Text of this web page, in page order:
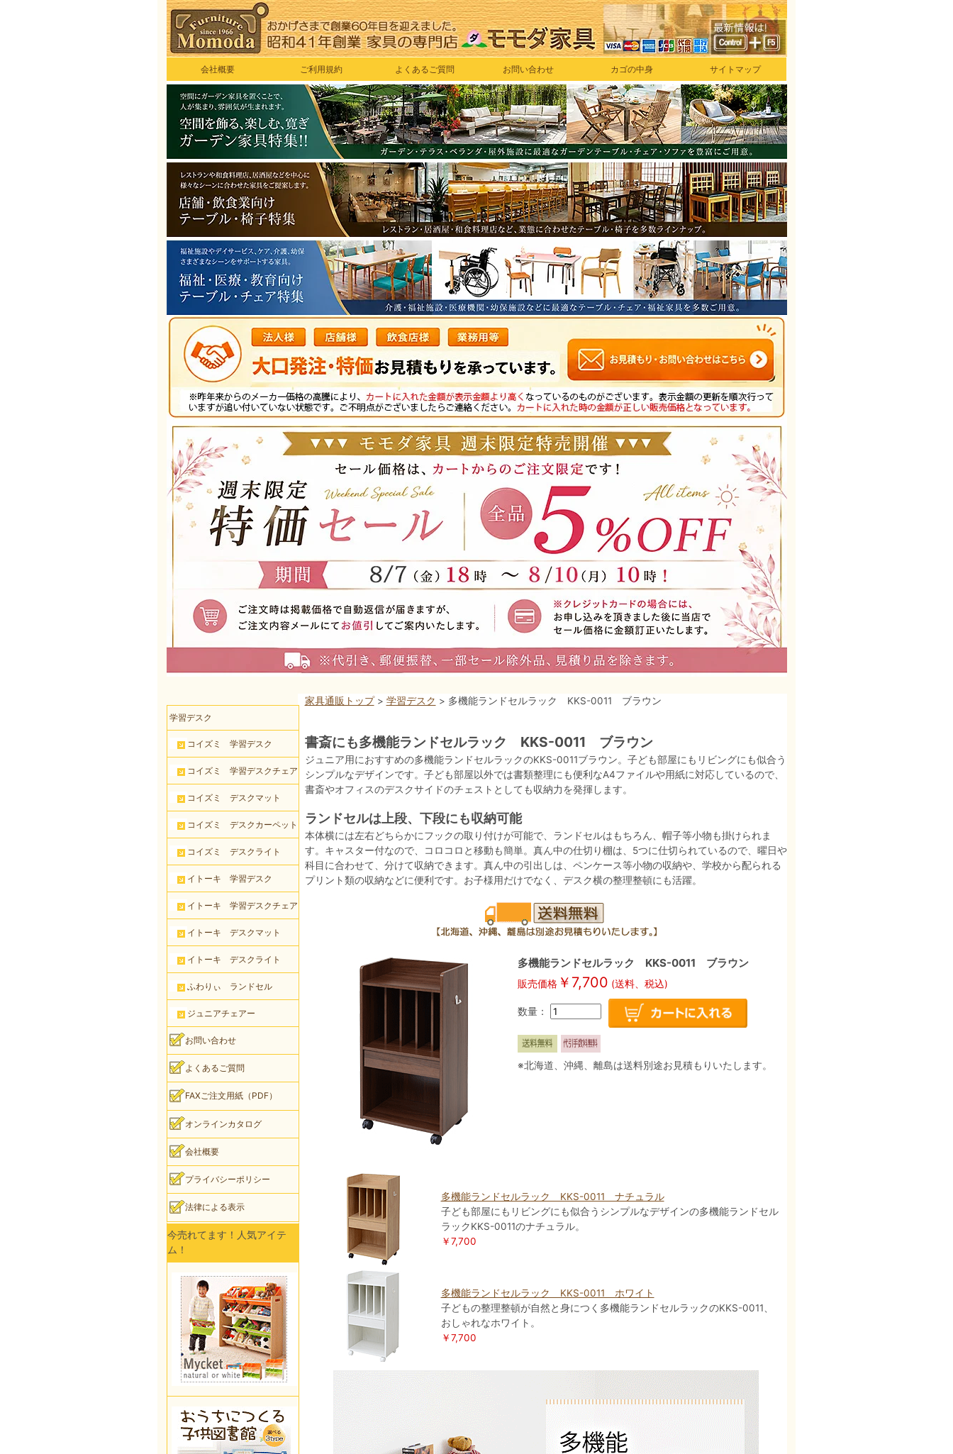
会社概要 ご利用規約 よくあるご質問 お問い合わせ カゴの中身 サイトマップ
家具通販トップ> 学習デスク > 多機能ランドセルラック KKS-0011 ブラウン
書斎にも多機能ランドセルラック KKS-0011 ブラウン
ジュニア用におすすめの多機能ランドセルラックのKKS-0011ブラウン。子ども部屋にもリビングにも似合う
シンプルなデザインです。子ども部屋以外では書類整理にも便利なA4ファイルや用紙に対応しているので、
書斎やオフィスのデスクサイドのチェストとしても収納力を発揮します。
ランドセルは上段、下段にも収納可能
本体横には左右どちらかにフックの取り付けが可能で、ランドセルはもちろん、帽子等小物も掛けられま
す。キャスター付なので、コロコロと移動も簡単。真ん中の仕切り棚は、5つに仕切られているので、曜日や
科目に合わせて、分けて収納できます。真ん中の引出しは、ペンケース等小物の収納や、学校から配られる
プリント類の収納などに便利です。お子様用だけでなく、デスク横の整理整頓にも活躍。
多機能ランドセルラック KKS-0011 ブラウン
販売価格￥7,700 (送料、税込)
数量：
※北海道、沖縄、離島は送料別途お見積もりいたします。
多機能ランドセルラック KKS-0011 ナチュラル
子ども部屋にもリビングにも似合うシンプルなデザインの多機能ランドセル
ラックKKS-0011のナチュラル。
￥7,700
多機能ランドセルラック KKS-0011 ホワイト
子どもの整理整頓が自然と身につく多機能ランドセルラックのKKS-0011、
おしゃれなホワイト。
￥7,700
学習デスク
コイズミ 学習デスク
コイズミ 学習デスクチェア
コイズミ デスクマット
コイズミ デスクカーペット
コイズミ デスクライト
イトーキ 学習デスク
イトーキ 学習デスクチェア
イトーキ デスクマット
イトーキ デスクライト
ふわりぃ ランドセル
ジュニアチェアー
お問い合わせ
よくあるご質問
FAXご注文用紙（PDF）
オンラインカタログ
会社概要
プライバシーポリシー
法律による表示
今売れてます！人気アイテ
ム！